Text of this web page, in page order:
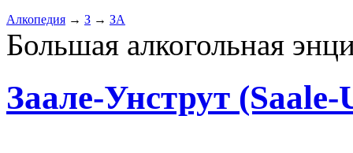
Алкопедия → З → ЗА
Большая алкогольная
Заале-Унструт